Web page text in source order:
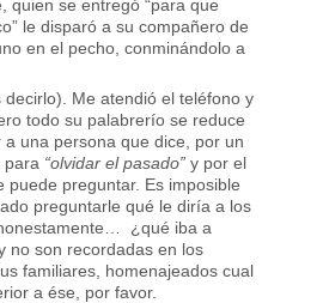
quien se entregó “para que
le disparó a su compañero de
en el pecho, conminándolo a
Me atendió el teléfono y
todo su palabrerío se reduce
una persona que dice, por un
para “olvidar el pasado” y por el
puede preguntar. Es imposible
preguntarle qué le diría a los
¿qué iba a
no son recordadas en los
familiares, homenajeados cual
a ése, por favor.